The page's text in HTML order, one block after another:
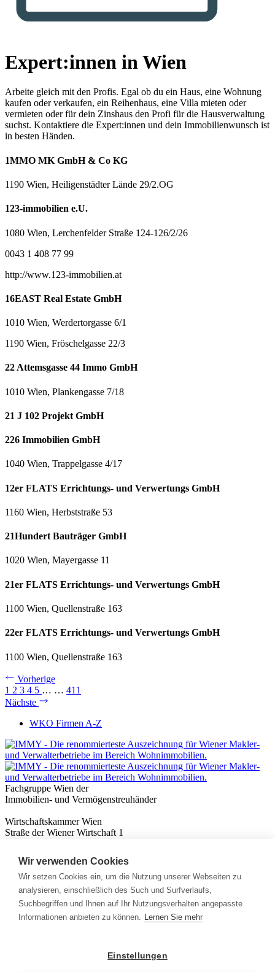
Expert:innen in Wien
Arbeite gleich mit den Profis. Egal ob du ein Haus, eine Wohnung
kaufen oder verkaufen, ein Reihenhaus, eine Villa mieten oder
vermieten oder für dein Zinshaus den Profi für die Hausverwaltung
suchst. Kontaktiere die Expert:innen und dein Immobilienwunsch ist
in besten Händen.
1MMO MK GmbH & Co KG
1190 Wien, Heiligenstädter Lände 29/2.OG
123-immobilien e.U.
1080 Wien, Lerchenfelder Straße 124-126/2/26
0043 1 408 77 99
http://www.123-immobilien.at
16EAST Real Estate GmbH
1010 Wien, Werdertorgasse 6/1
1190 Wien, Fröschelgasse 22/3
22 Attemsgasse 44 Immo GmbH
1010 Wien, Plankengasse 7/18
21 J 102 Projekt GmbH
226 Immobilien GmbH
1040 Wien, Trappelgasse 4/17
12er FLATS Errichtungs- und Verwertungs GmbH
1160 Wien, Herbststraße 53
21Hundert Bauträger GmbH
1020 Wien, Mayergasse 11
21er FLATS Errichtungs- und Verwertungs GmbH
1100 Wien, Quellenstraße 163
22er FLATS Errichtungs- und Verwertungs GmbH
1100 Wien, Quellenstraße 163
Vorherige
1 2 3 4 5 … … 411
Nächste
WKO Firmen A-Z
Fachgruppe Wien der
Immobilien- und Vermögenstreuhänder
Wirtschaftskammer Wien
Straße der Wiener Wirtschaft 1
Nützliches
Immobilienwissen
Formulare & Rechner
Expert:innen
Info
Wir verwenden Cookies
Wir setzen Cookies ein, um die Nutzung unserer Webseiten zu
analysieren, einschließlich des Such und Surfverlaufs,
Suchbegriffen und Ihnen auf Ihr Nutzungsverhalten angepasste
Informationen anbieten zu können. Lernen Sie mehr
Einstellungen